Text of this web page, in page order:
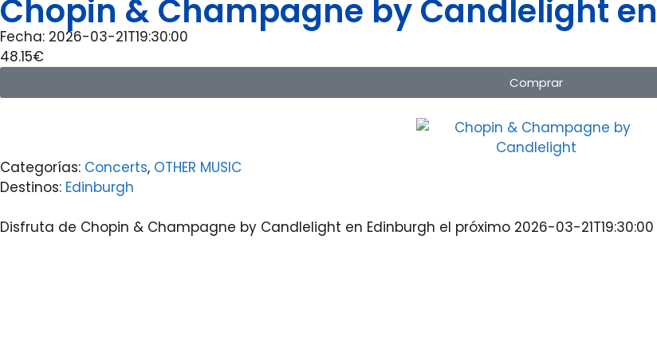
Chopin & Champagne by Candlelight
Fecha: 2026-03-21T19:30:00
48.15€
Comprar
Categorías: Concerts, OTHER MUSIC
Destinos: Edinburgh
Disfruta de Chopin & Champagne by Candlelight en Edinburgh el próximo 2026-03-21T19:30:00